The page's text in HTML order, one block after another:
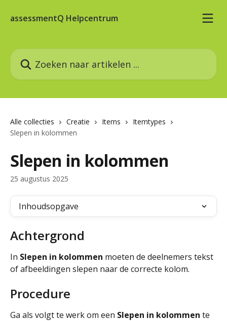
assessmentQ Helpcentrum
Zoeken naar artikelen ...
Alle collecties Creatie Items
Itemtypes
Slepen in kolommen
Slepen in kolommen
25 augustus 2025
Inhoudsopgave
Achtergrond
In Slepen in kolommen moeten de deelnemers tekst
of afbeeldingen slepen naar de correcte kolom.
Procedure
Ga als volgt te werk om een Slepen in kolommen te